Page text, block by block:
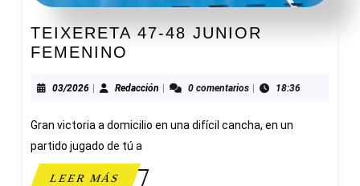
TEIXERETA 47-48 JUNIOR
FEMENINO
48
FEMENINO
03/202603/2026Redacción Redacción0 comentarios 18:36
Gran victoria a domicilio en una difícil cancha, en un
partido jugado de tú a
LEER MÁSLEER